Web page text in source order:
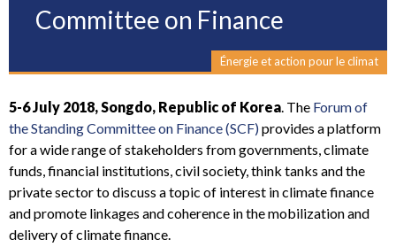
Committee on Finance
Énergie et action pour le climat
5-6 July 2018, Songdo, Republic of Korea. The Forum of
the Standing Committee on Finance (SCF)provides a platform
for a wide range of stakeholders from governments, climate
funds, financial institutions, civil society, think tanks and the
private sector to discuss a topic of interest in climate finance
and promote linkages and coherence in the mobilization and
delivery of climate finance.